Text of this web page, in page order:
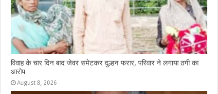
विवाह के चार दिन बाद जेवर समेटकर दुल्हन फरार, परिवार ने लगाया ठगी का
आरोप
August 8, 2026